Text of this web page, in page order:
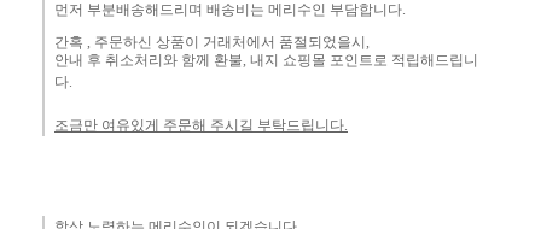
먼 저 부분배송해드리며 배송비는 메리수인 부담합니다.
간혹 , 주문하신 상품이 거래처에서 품절되었을시,
안내 후 취소처리와 함께 환불, 내지 쇼핑몰 포인트로 적립해드립니
다.
조금만 여유있게 주문해 주시길 부탁드립니다.